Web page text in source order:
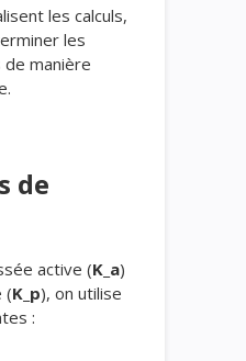
les calculs,
les
manière
de
active (K_a)
(K_p), on utilise
: